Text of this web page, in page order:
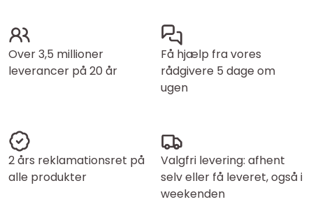
Over 3,5 millioner
leverancer på 20 år
Få hjælp fra vores
rådgivere 5 dage om
ugen
2 års reklamationsret på
alle produkter
Valgfri levering: afhent
selv eller få leveret, også i
weekenden